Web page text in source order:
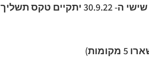
ביום שישי ה- 30.9.22 יתקיים טקס תשליך